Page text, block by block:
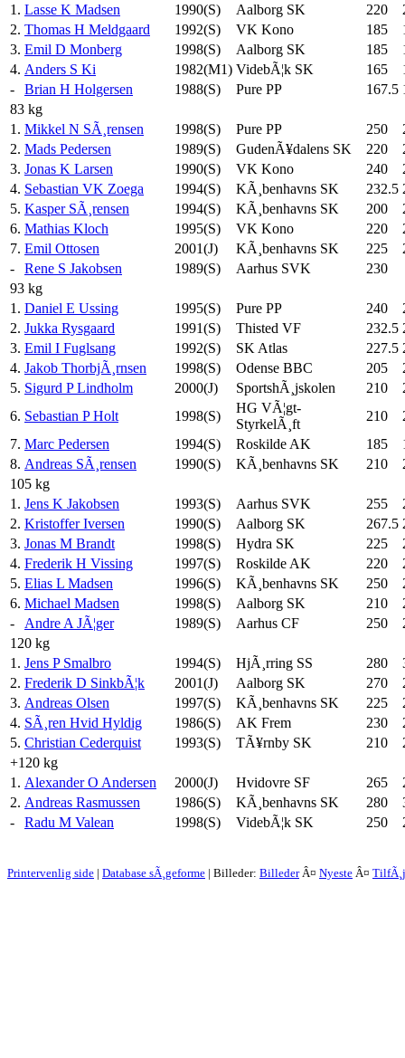
1. Lasse K Madsen 1990(S) Aalborg SK 220
2. Thomas H Meldgaard 1992(S) VK Kono 185
3. Emil D Monberg 1998(S) Aalborg SK 185
4. Anders S Ki 1982(M1) VidebÃ¦k SK 165
-
Brian H Holgersen 1988(S) Pure PP 167.5
83 kg
1. Mikkel N SÃ¸rensen 1998(S) Pure PP 250
2. Mads Pedersen 1989(S) GudenÃ¥dalens SK 220
3. Jonas K Larsen 1990(S) VK Kono 240
4. Sebastian VK Zoega 1994(S) KÃ¸benhavns SK 232.5
5. Kasper SÃ¸rensen 1994(S) KÃ¸benhavns SK 200
6. Mathias Kloch 1995(S) VK Kono 220
7. Emil Ottosen 2001(J) KÃ¸benhavns SK 225
-
Rene S Jakobsen 1989(S) Aarhus SVK
230
93 kg
1. Daniel E Ussing 1995(S) Pure PP 240
2. Jukka Rysgaard 1991(S) Thisted VF 232.5
3. Emil I Fuglsang 1992(S) SK Atlas 227.5
4. Jakob ThorbjÃ¸rnsen 1998(S) Odense BBC 205
5. Sigurd P Lindholm 2000(J) SportshÃ¸jskolen 210
6. Sebastian P Holt 1998(S)
HG VÃ¦gt-
StyrkelÃ¸ft
210
7. Marc Pedersen 1994(S) Roskilde AK 185
8. Andreas SÃ¸rensen 1990(S) KÃ¸benhavns SK 210
105 kg
1. Jens K Jakobsen 1993(S) Aarhus SVK 255
2. Kristoffer Iversen 1990(S) Aalborg SK 267.5
3. Jonas M Brandt 1998(S) Hydra SK 225
4. Frederik H Vissing 1997(S) Roskilde AK 220
5. Elias L Madsen 1996(S) KÃ¸benhavns SK 250
6. Michael Madsen 1998(S) Aalborg SK 210
-
Andre A JÃ¦ger 1989(S) Aarhus CF 250
120 kg
1. Jens P Smalbro 1994(S) HjÃ¸rring SS 280
2. Frederik D SinkbÃ¦k 2001(J) Aalborg SK 270
3. Andreas Olsen 1997(S) KÃ¸benhavns SK 225
4. SÃ¸ren Hvid Hyldig 1986(S) AK Frem 230
5. Christian Cederquist 1993(S) TÃ¥rnby SK 210
+120 kg
1. Alexander O Andersen 2000(J) Hvidovre SF 265
2. Andreas Rasmussen 1986(S) KÃ¸benhavns SK 280
-
Radu M Valean 1998(S) VidebÃ¦k SK 250
Printervenlig side | Database sÃ¸geforme | Billeder: BillederÂ¤ Nyeste Â¤ TilfÃ¸j